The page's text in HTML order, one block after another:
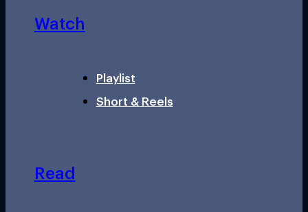
Watch
Playlist
Short & Reels
Read